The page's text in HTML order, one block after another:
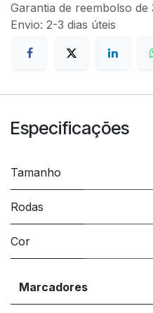
Garantia de reembolso de
Envio: 2-3 dias úteis
Especificações
Tamanho
Rodas
Cor
Marcadores